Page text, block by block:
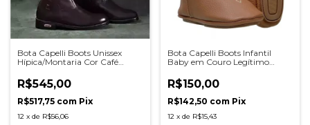
Bota Capelli Boots Unissex
Hípica/Montaria Cor Café
R$545,00
R$517,75 com Pix
12 x de R$56,06
Bota Capelli Boots Infantil
Baby em Couro Legítimo
R$150,00
R$142,50 com Pix
12 x de R$15,43